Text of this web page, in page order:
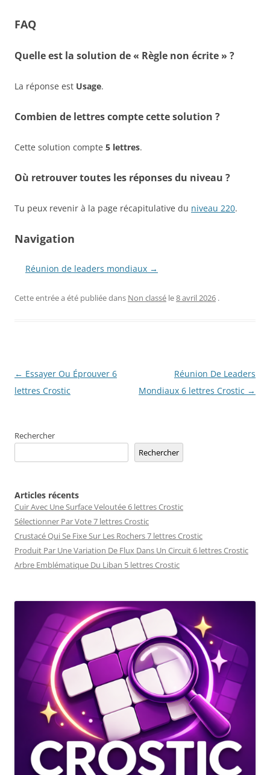
FAQ
Quelle est la solution de « Règle non écrite » ?
La réponse est Usage.
Combien de lettres compte cette solution ?
Cette solution compte 5 lettres.
Où retrouver toutes les réponses du niveau ?
Tu peux revenir à la page récapitulative du niveau 220.
Navigation
Réunion de leaders mondiaux →
Cette entrée a été publiée dans Non classé le8 avril 2026 .
Navigation
des
← Essayer Ou Éprouver 6
lettres Crostic
Réunion De Leaders
Mondiaux 6 lettres Crostic →
Rechercher
Rechercher
Articles récents
Cuir Avec Une Surface Veloutée 6 lettres Crostic
Sélectionner Par Vote 7 lettres Crostic
Crustacé Qui Se Fixe Sur Les Rochers 7 lettres Crostic
Produit Par Une Variation De Flux Dans Un Circuit 6 lettres Crostic
Arbre Emblématique Du Liban 5 lettres Crostic